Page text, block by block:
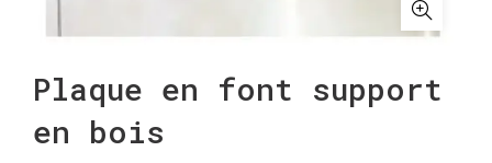
Plaque en font support
en bois